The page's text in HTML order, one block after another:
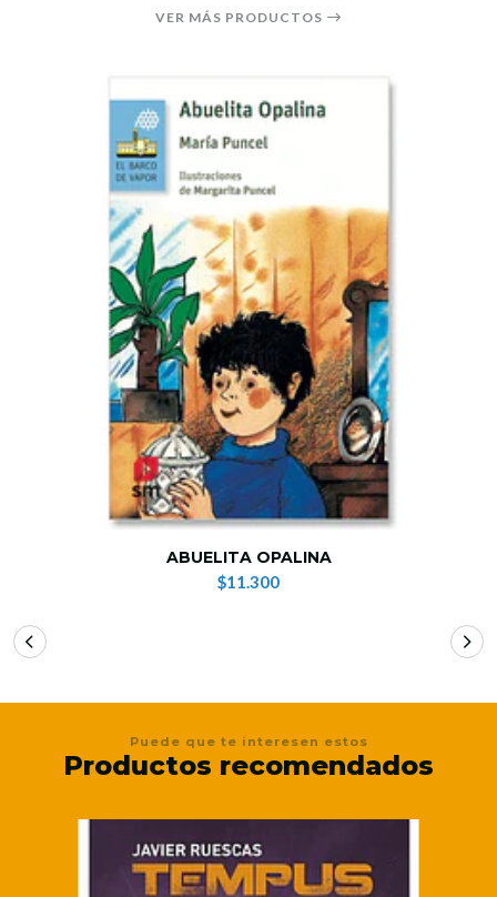
VER MÁS PRODUCTOS
ABUELITA OPALINA
$11.300
Puede que te interesen estos
Productos recomendados